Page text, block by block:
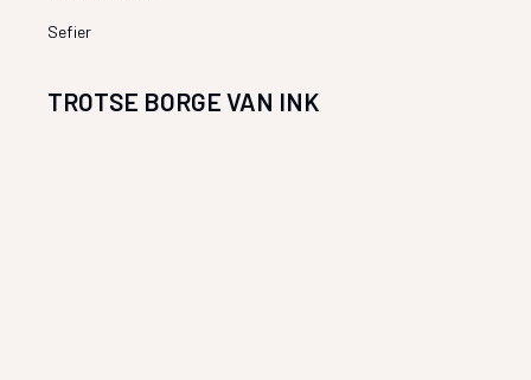
Sefier
TROTSE BORGE VAN INK